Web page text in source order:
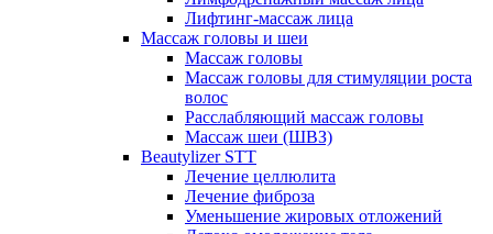
Лифтинг-массаж лица
Массаж головы и шеи
Массаж головы
Массаж головы для стимуляции роста
волос
Расслабляющий массаж головы
Массаж шеи (ШВЗ)
Beautylizer STT
Лечение целлюлита
Лечение фиброза
Уменьшение жировых отложений